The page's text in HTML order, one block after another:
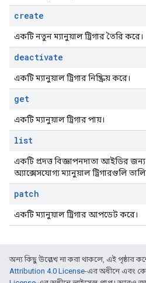
create
একটি নতুন ম্যানুয়াল ট্রিগার তৈরি করে।
deactivate
একটি ম্যানুয়াল ট্রিগার নিষ্ক্রিয় করে।
get
একটি ম্যানুয়াল ট্রিগার পায়।
list
একটি প্রদত্ত বিজ্ঞাপনদাতা আইডির
অ্যাক্সেসযোগ্য ম্যানুয়াল ট্রিগারগুলি
patch
একটি ম্যানুয়াল ট্রিগার আপডেট করে।
অন্য কিছু উল্লেখ না করা থাকলে, এই পৃষ্ঠার
Attribution 4.0 License-এর অধীনে এবং